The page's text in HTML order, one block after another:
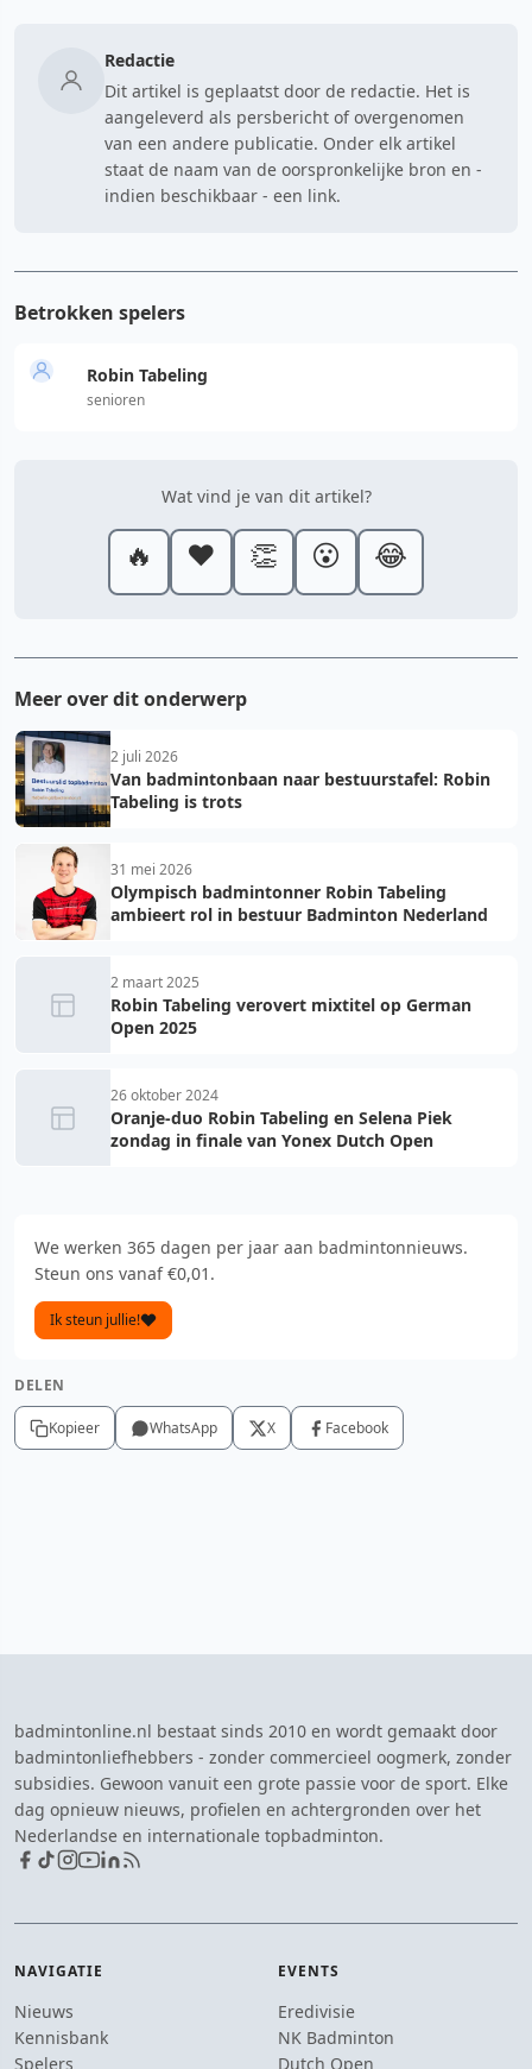
Redactie
Dit artikel is geplaatst door de redactie. Het is
aangeleverd als persbericht of overgenomen
van een andere publicatie. Onder elk artikel
staat de naam van de oorspronkelijke bron en -
indien beschikbaar - een link.
Betrokken spelers
Robin Tabeling
senioren
Wat vind je van dit artikel?
🔥 ❤️ 👏 😮 😂
Meer over dit onderwerp
2 juli 2026
Van badmintonbaan naar bestuurstafel: Robin
Tabeling is trots
31 mei 2026
Olympisch badmintonner Robin Tabeling
ambieert rol in bestuur Badminton Nederland
2 maart 2025
Robin Tabeling verovert mixtitel op German
Open 2025
26 oktober 2024
Oranje-duo Robin Tabeling en Selena Piek
zondag in finale van Yonex Dutch Open
We werken 365 dagen per jaar aan badmintonnieuws.
Steun ons vanaf €0,01.
Ik steun jullie!
DELEN
Kopieer WhatsApp X Facebook
badmintonline.nl bestaat sinds 2010 en wordt gemaakt door
badmintonliefhebbers - zonder commercieel oogmerk, zonder
subsidies. Gewoon vanuit een grote passie voor de sport. Elke
dag opnieuw nieuws, profielen en achtergronden over het
Nederlandse en internationale topbadminton.
NAVIGATIE
Nieuws
Kennisbank
Spelers
EVENTS
Eredivisie
NK Badminton
Dutch Open